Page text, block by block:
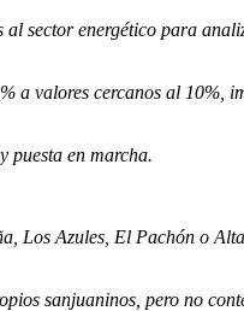
sector energético para
a valores cercanos al
puesta en marcha.
Los Azules, El Pachón o
sanjuaninos, pero no